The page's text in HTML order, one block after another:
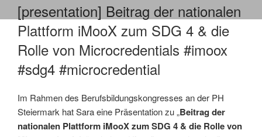
[presentation] Beitrag der nationalen
Plattform iMooX zum SDG 4 & die
Rolle von Microcredentials #imoox
#sdg4 #microcredential
Im Rahmen des Berufsbildungskongresses an der PH
Steiermark hat Sara eine Präsentation zu „Beitrag der
nationalen Plattform iMooX zum SDG 4 & die Rolle von